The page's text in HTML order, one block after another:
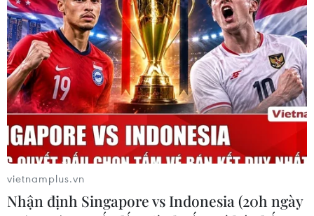
vietnamplus.vn
Nhận định Singapore vs Indonesia (20h ngày